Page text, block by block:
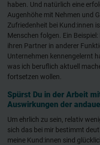
haben. Und natürlich eine
Augenhöhe mit Nehmen und
Zufriedenheit bei Kund:innen
Menschen folgen. Ein
ihren Partner in anderer
Unternehmen kennengelernt
was ich beruflich aktuell
fortsetzen wollen.
Spürst Du in der Arbeit
Auswirkungen der
Um ehrlich zu sein, relativ
sich das bei mir bestimmt
meine Kund:innen sind